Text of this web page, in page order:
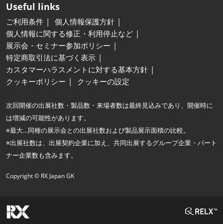
Useful links
ご利用条件
個人情報保護方針
個人情報に関する修正・利用停止など
展示会・セミナー参加ポリシー
特定商取引法に基づく表示
カスタマーハラスメントに対する基本方針
クッキーポリシー
クッキーの設定
次回開催の出展社数・製品数・来場者数は最終見込みであり、開催時に
は増減の可能性があります。
※最大…同種の展示会との出展社数および製品展示面積の比較。
※出展社数は、出展契約企業に加え、共同出展するグループ企業・パート
ナー企業数も含みます。
Copyright © RX Japan GK